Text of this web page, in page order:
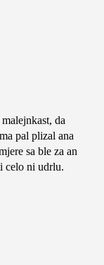
da
pal plizal ana
sa ble za an
celo ni udrlu.